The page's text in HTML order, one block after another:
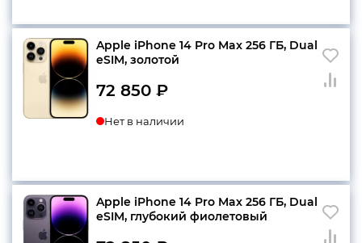
Apple iPhone 14 Pro Max 256 ГБ, Dual
еSIM, золотой
72 850 ₽
Нет в наличии
Apple iPhone 14 Pro Max 256 ГБ, Dual
еSIM, глубокий фиолетовый